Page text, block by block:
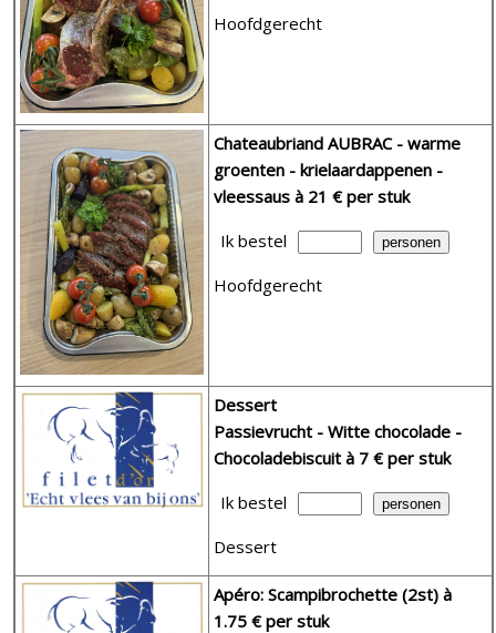
Hoofdgerecht
Chateaubriand AUBRAC - warme
groenten - krielaardappenen -
vleessaus à 21 € per stuk
Ik bestel
Hoofdgerecht
Dessert
Passievrucht - Witte chocolade -
Chocoladebiscuit à 7 € per stuk
Ik bestel
Dessert
Apéro: Scampibrochette (2st) à
1.75 € per stuk